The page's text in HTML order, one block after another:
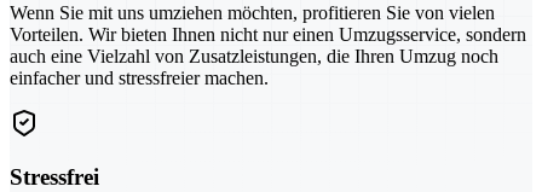
Wenn Sie mit uns umziehen möchten, profitieren Sie von vielen
Vorteilen. Wir bieten Ihnen nicht nur einen Umzugsservice, sondern
auch eine Vielzahl von Zusatzleistungen, die Ihren Umzug noch
einfacher und stressfreier machen.
Stressfrei